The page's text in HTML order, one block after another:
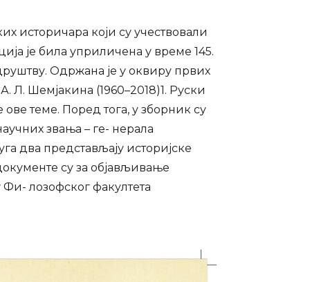
историчара који су учествовали
је била уприличена у време 145.
Одржана је у оквиру првих
Л. Шемјакина (1960–2018)1. Руски
теме. Поред тога, у зборник су
звања – ге- нерала
два представљају историјске
су за објављивање
лозофског факултета